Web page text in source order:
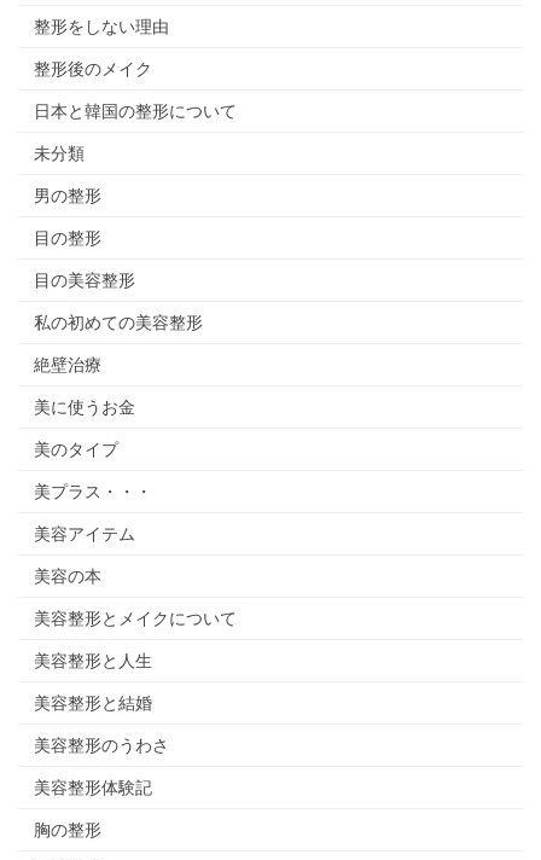
整形をしない理由
整形後のメイク
日本と韓国の整形について
未分類
男の整形
目の整形
目の美容整形
私の初めての美容整形
絶壁治療
美に使うお金
美のタイプ
美プラス・・・
美容アイテム
美容の本
美容整形とメイクについて
美容整形と人生
美容整形と結婚
美容整形のうわさ
美容整形体験記
胸の整形